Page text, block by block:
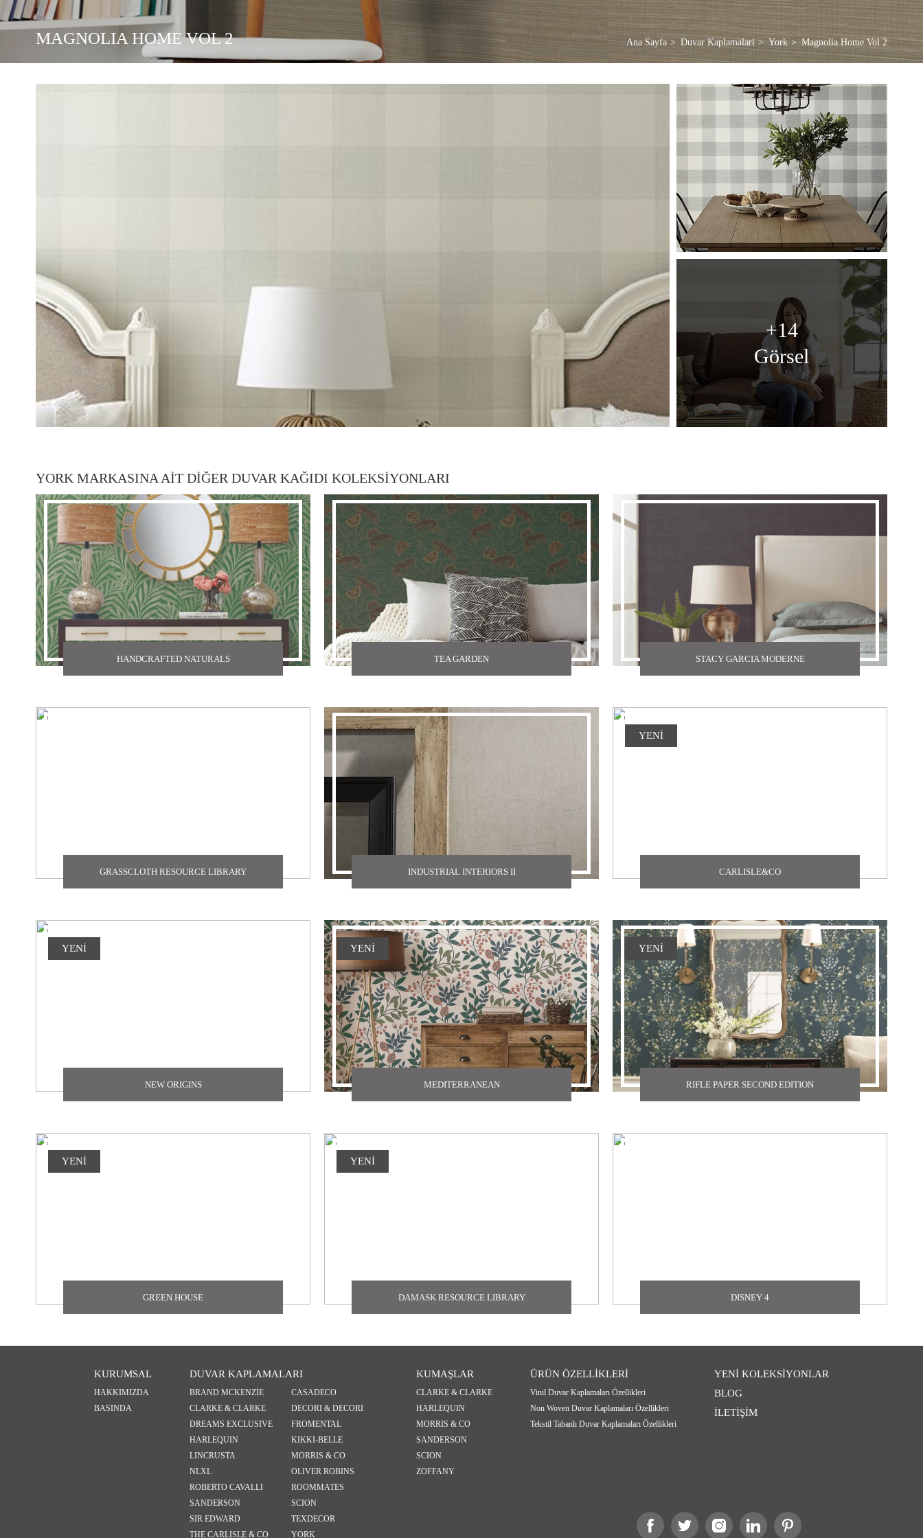
MAGNOLIA HOME VOL 2 Ana Sayfa Duvar Kaplamalari York Magnolia Home Vol 2
+14
Görsel
YORK MARKASINA AİT DİĞER DUVAR KAĞIDI KOLEKSİYONLARI
HANDCRAFTED NATURALS TEA GARDEN STACY GARCIA MODERNE
GRASSCLOTH RESOURCE LIBRARY INDUSTRIAL INTERIORS II
YENİ
CARLISLE&CO
YENİ
NEW ORIGINS
YENİ
MEDITERRANEAN
YENİ
RIFLE PAPER SECOND EDITION
YENİ
GREEN HOUSE
YENİ
DAMASK RESOURCE LIBRARY DISNEY 4
KURUMSAL
HAKKIMIZDA
BASINDA
DUVAR KAPLAMALARI
BRAND MCKENZİE
CASADECO
CLARKE & CLARKE
DECORI & DECORI
DREAMS EXCLUSIVE
FROMENTAL
HARLEQUIN
KIKKI-BELLE
LINCRUSTA
MORRIS & CO
NLXL
OLIVER ROBINS
ROBERTO CAVALLI
ROOMMATES
SANDERSON
SCION
SIR EDWARD
TEXDECOR
THE CARLISLE & CO
YORK
KUMAŞLAR
CLARKE & CLARKE
HARLEQUIN
MORRIS & CO
SANDERSON
SCION
ZOFFANY
ÜRÜN ÖZELLİKLERİ
Vinil Duvar Kaplamaları Özellikleri
Non Woven Duvar Kaplamaları Özellikleri
Tekstil Tabanlı Duvar Kaplamaları Özellikleri
YENİ KOLEKSİYONLAR
BLOG
İLETİŞİM
ZOFFANY